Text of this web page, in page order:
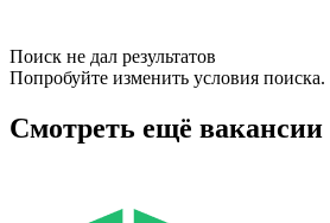
Поиск не дал результатов
Попробуйте изменить условия поиска.
Смотреть ещё вакансии